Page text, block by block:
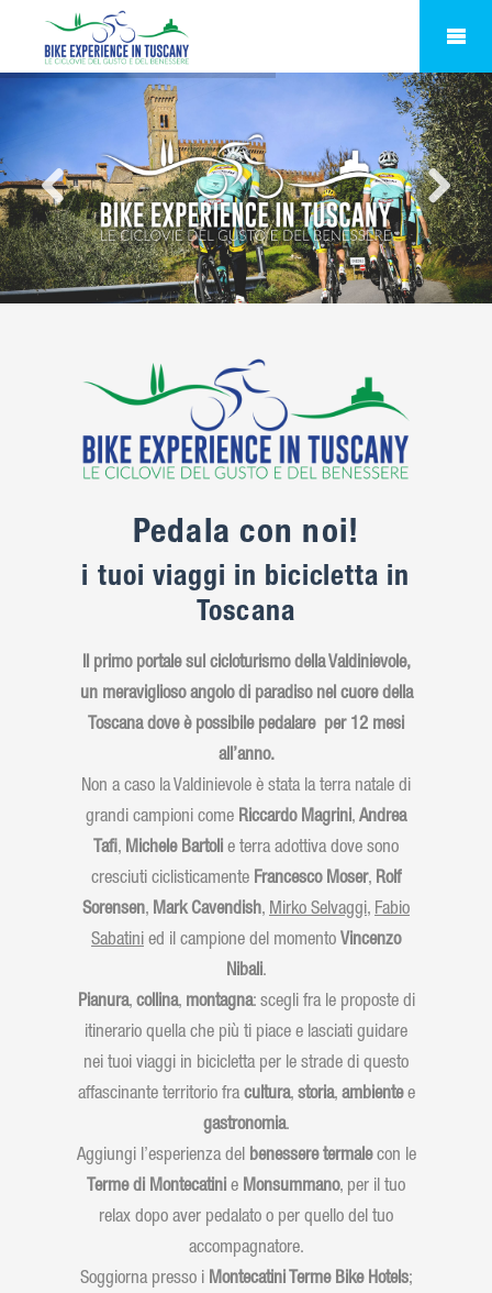
Pedala con noi!
i tuoi viaggi in bicicletta in
Toscana
Il primo portale sul cicloturismo della Valdinievole,
un meraviglioso angolo di paradiso nel cuore della
Toscana dove è possibile pedalare per 12 mesi
all’anno.
Non a caso la Valdinievole è stata la terra natale di
grandi campioni come Riccardo Magrini, Andrea
Tafi, Michele Bartoli e terra adottiva dove sono
cresciuti ciclisticamente Francesco Moser, Rolf
Sorensen, Mark Cavendish, Mirko Selvaggi, Fabio
Sabatini ed il campione del momento Vincenzo
Nibali.
Pianura, collina, montagna: scegli fra le proposte di
itinerario quella che più ti piace e lasciati guidare
nei tuoi viaggi in bicicletta per le strade di questo
affascinante territorio fracultura, storia, ambientee
gastronomia.
Aggiungi l’esperienza del benessere termalecon le
Terme di Montecatini e Monsummano, per il tuo
relax dopo aver pedalato o per quello del tuo
accompagnatore.
Soggiorna presso i Montecatini Terme Bike Hotels;